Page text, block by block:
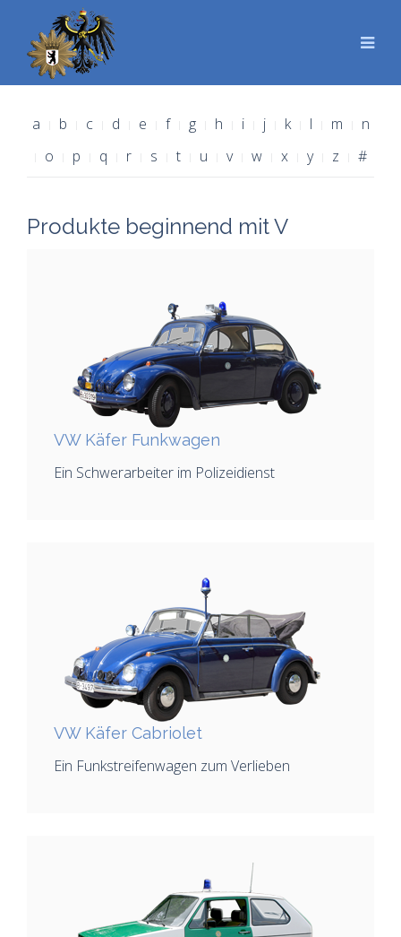
a b c d e f g h i j k l m
n
o
p q r s t u v w x y z #
Produkte beginnend mit V
VW Käfer Funkwagen
Ein Schwerarbeiter im Polizeidienst
VW Käfer Cabriolet
Ein Funkstreifenwagen zum Verlieben